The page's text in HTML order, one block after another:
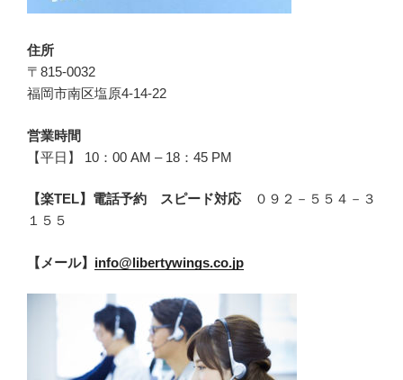
住所
〒815-0032
福岡市南区塩原4-14-22
営業時間
【平日】 10：00 AM – 18：45 PM
【楽TEL】電話予約 スピード対応
０９２－５５４－３
１５５
【メール】 info@libertywings.co.jp